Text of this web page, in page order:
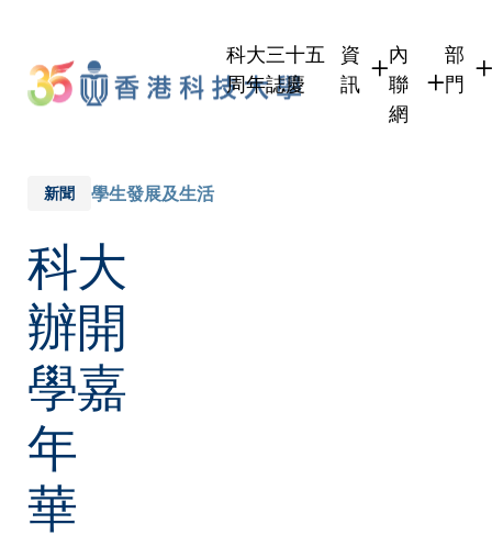
main
content
科大三十五
周年誌慶
資
訊
內
聯
網
部
門
新聞 學生發展及生活
科大
辦開
學嘉
年
華